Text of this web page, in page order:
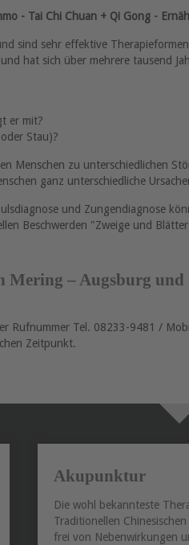
- Tai Chi Chuan + Qi Gong -
sind sehr effektive
hat sich über mehrere tausend
er mit?
Stau)?
Menschen zu unterschiedlichen
ganz unterschiedliche
und Zungendiagnose
Beschwerden "Zweige und
– Augsburg und
Rufnummer Tel. 08233-9481 /
Zeitpunkt.
Akupunktur
Die wohl bekannteste
Traditionellen
frei von Nebenwirkungen